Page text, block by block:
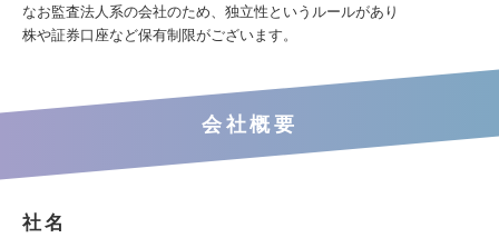
なお監査法人系の会社のため、独立性というルールがあり
株や証券口座など保有制限がございます。
会社概要
社名